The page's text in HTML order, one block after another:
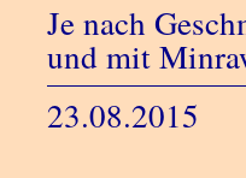
Je nach
und mit
23.08.2015